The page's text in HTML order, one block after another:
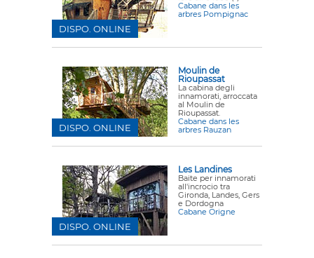
Cabane dans les
arbres Pompignac
DISPO. ONLINE
Moulin de
Rioupassat
La cabina degli
innamorati, arroccata
al Moulin de
Rioupassat.
Cabane dans les
arbres Rauzan
DISPO. ONLINE
Les Landines
Baite per innamorati
all'incrocio tra
Gironda, Landes, Gers
e Dordogna
Cabane Origne
DISPO. ONLINE